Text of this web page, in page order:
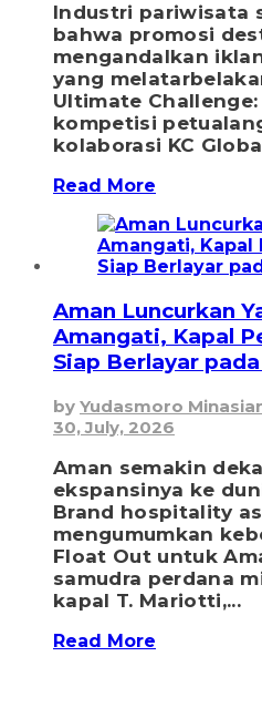
Industri pariwisata
bahwa promosi
mengandalkan
yang
Ultimate Challenge:
kompetisi
kolaborasi KC
Read More
Aman Luncurkan
Amangati, Kapal
Siap Berlayar
by Yudasmoro
30, July, 2026
Aman semakin
ekspansinya ke
Brand hospitality
mengumumkan
Float Out untuk
samudra perdana
kapal T. Mariotti,...
Read More